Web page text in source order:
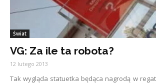
Świat
VG: Za ile ta robota?
12 lutego 2013
Tak wygląda statuetka będąca nagrodą w